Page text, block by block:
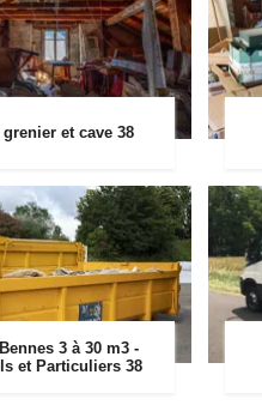
grenier et cave 38
3 à 30 m3 -
et Particuliers 38